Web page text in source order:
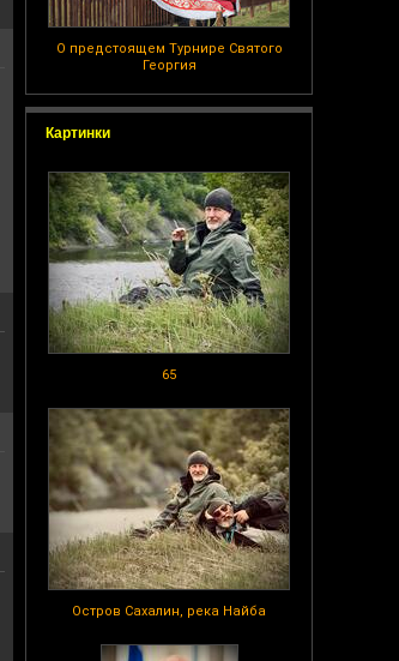
О предстоящем Турнире Святого
Георгия
Картинки
65
Остров Сахалин, река Найба